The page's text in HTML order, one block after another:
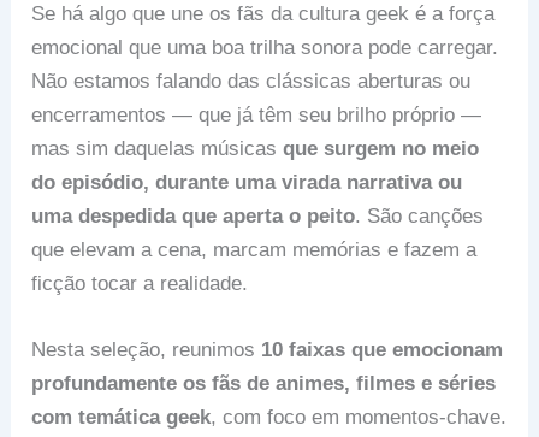
Se há algo que une os fãs da cultura geek é a força
emocional que uma boa trilha sonora pode carregar.
Não estamos falando das clássicas aberturas ou
encerramentos — que já têm seu brilho próprio —
mas sim daquelas músicasque surgem no meio
do episódio, durante uma virada narrativa ou
uma despedida que aperta o peito. São canções
que elevam a cena, marcam memórias e fazem a
ficção tocar a realidade.
Nesta seleção, reunimos 10 faixas que emocionam
profundamente os fãs de animes, filmes e séries
com temática geek, com foco em momentos-chave.